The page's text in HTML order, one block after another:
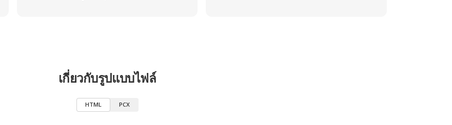
เกี่ยวกับรูปแบบไฟล์
HTML PCX